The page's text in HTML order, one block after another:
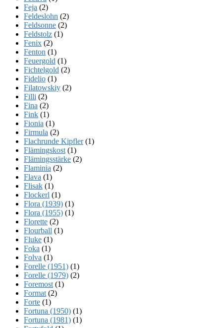
Feja (2)
Feldeslohn (2)
Feldsonne (2)
Feldstolz (1)
Fenix (2)
Fenton (1)
Feuergold (1)
Fichtelgold (2)
Fidelio (1)
Filatowskiy (2)
Filli (2)
Fina (2)
Fink (1)
Fionia (1)
Firmula (2)
Flachrunde Kipfler(1)
Flämingskost (1)
Flämingsstärke (2)
Flaminia (2)
Flava (1)
Flisak (1)
Flockerl (1)
Flora (1939) (1)
Flora (1955) (1)
Florette (2)
Flourball (1)
Fluke (1)
Foka (1)
Folva (1)
Forelle (1951) (1)
Forelle (1979) (2)
Foremost (1)
Format (2)
Forte (1)
Fortuna (1950) (1)
Fortuna (1981) (1)